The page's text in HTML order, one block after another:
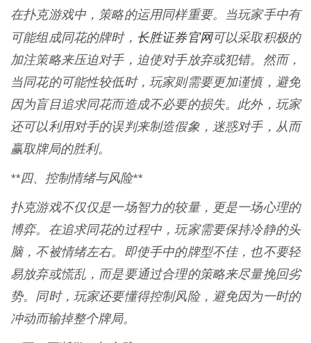
在扑克游戏中，策略的运用同样重要。当玩家手中有
可能组成同花的牌时， 长胜证券官网可以采取积极的
加注策略来压迫对手，迫使对手放弃或犯错。然而，
当同花的可能性较低时，玩家则需要更加谨慎，避免
因为盲目追求同花而造成不必要的损失。此外，玩家
还可以利用对手的误判来制造假象，迷惑对手，从而
赢取牌局的胜利。
**四、控制情绪与风险**
扑克游戏不仅仅是一场智力的较量，更是一场心理的
博弈。在追求同花的过程中，玩家需要保持冷静的头
脑，不被情绪左右。即使手中的牌型不佳，也不要轻
易放弃或慌乱，而是要通过合理的策略来尽量挽回劣
势。同时，玩家还要懂得控制风险，避免因为一时的
冲动而输掉整个牌局。